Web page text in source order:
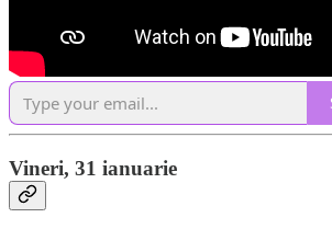
Vineri, 31 ianuarie